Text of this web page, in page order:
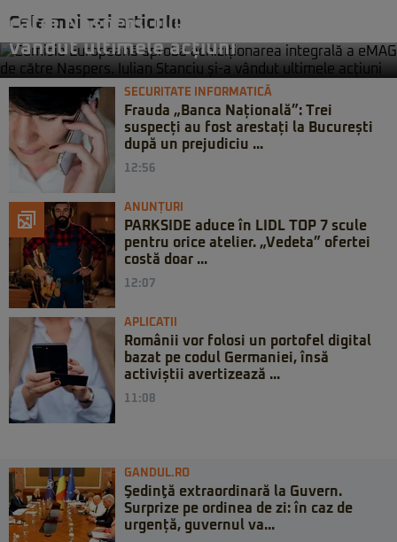
Cele mai noi articole
către Naspers. Iulian Stanciu și-a
vândut ultimele acțiuni
SECURITATE INFORMATICĂ
Frauda „Banca Națională”: Trei
suspecți au fost arestați la București
după un prejudiciu ...
12:56
ANUNȚURI
PARKSIDE aduce în LIDL TOP 7 scule
pentru orice atelier. „Vedeta” ofertei
costă doar ...
12:07
APLICATII
Românii vor folosi un portofel digital
bazat pe codul Germaniei, însă
activiștii avertizează ...
11:08
GANDUL.RO
Şedinţă extraordinară la Guvern.
Surprize pe ordinea de zi: în caz de
urgență, guvernul va...